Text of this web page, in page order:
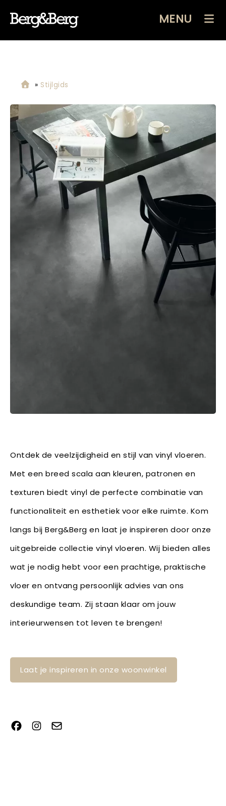
MENU
» Stijlgids
Ontdek de veelzijdigheid en stijl van vinyl vloeren.
Met een breed scala aan kleuren, patronen en
texturen biedt vinyl de perfecte combinatie van
functionaliteit en esthetiek voor elke ruimte. Kom
langs bij Berg&Berg en laat je inspireren door onze
uitgebreide collectie vinyl vloeren. Wij bieden alles
wat je nodig hebt voor een prachtige, praktische
vloer en ontvang persoonlijk advies van ons
deskundige team. Zij staan klaar om jouw
interieurwensen tot leven te brengen!
Laat je inspireren in onze woonwinkel